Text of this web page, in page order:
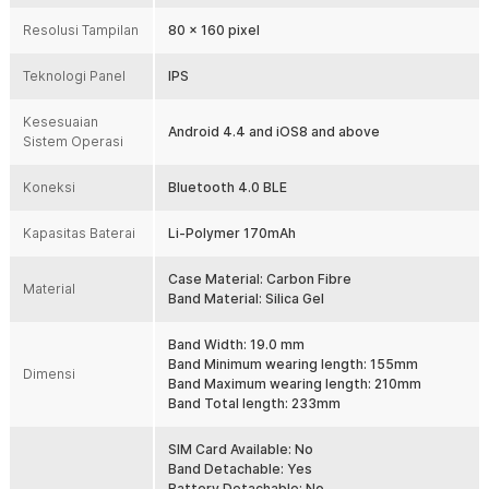
1.23 Inch IPS Color Screen
Touch Screen sehingga layar tampak lebih jelas dan jernih. Selain
tahan goresan. Tak hanya itu, body pada jam ini terbuat dari material
stainless steel berkualitas sehingga terjamin daya tahannya.
Resolusi Tampilan 80 x 160 pixel
Teknologi Panel IPS
Kesesuaian
Sistem Operasi
Android 4.4 and iOS8 and above
Koneksi Bluetooth 4.0 BLE
Kapasitas Baterai Li-Polymer 170mAh
Material
Case Material: Carbon Fibre
Band Material: Silica Gel
Dimensi
Band Width: 19.0 mm
Band Minimum wearing length: 155mm
Band Maximum wearing length: 210mm
Band Total length: 233mm
SIM Card Available: No
Band Detachable: Yes